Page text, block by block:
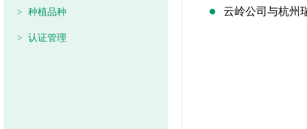
> 种植品种
> 认证管理
云岭公司与杭州